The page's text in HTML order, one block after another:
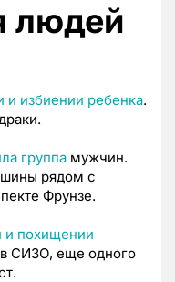
людей
и избиении ребенка.
группа мужчин.
рядом с
Фрунзе.
и похищении
в СИЗО, еще одного